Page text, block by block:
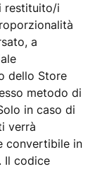
restituito/i
a
dello Store
metodo di
in caso di
verrà
convertibile in
Il codice